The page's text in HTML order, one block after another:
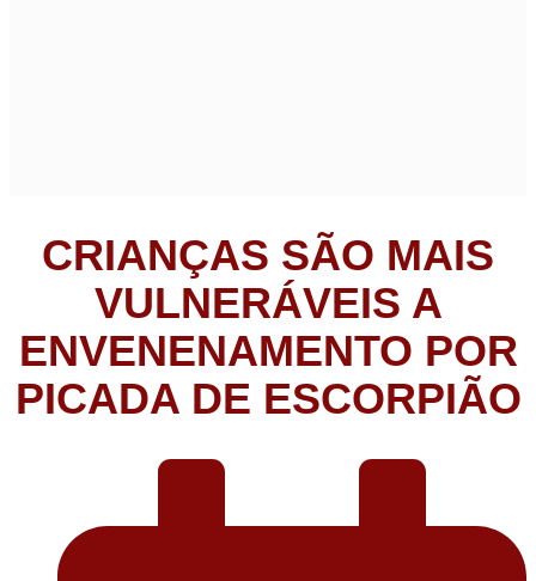
CRIANÇAS SÃO MAIS
VULNERÁVEIS A
ENVENENAMENTO POR
PICADA DE ESCORPIÃO